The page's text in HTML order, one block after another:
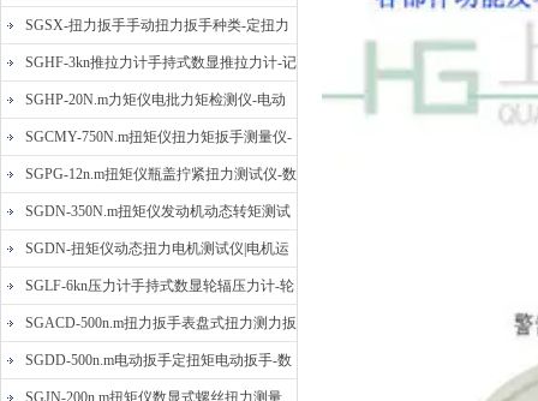
动扳子扭矩校准仪
SGSX-扭力扳手手动扭力扳手种类-定扭力
矩检测扳手价格
SGHF-3kn推拉力计手持式数显推拉力计-记
忆数据拉压力测力计
SGHP-20N.m力矩仪电批力矩检测仪-电动
螺丝批扭力矩测试仪
SGCMY-750N.m扭矩仪扭力矩扳手测量仪-
校准扳手扭力精度测试仪
SGPG-12n.m扭矩仪瓶盖拧紧扭力测试仪-数
显式瓶盖扭力矩仪
SGDN-350N.m扭矩仪发动机动态转矩测试
仪-动态电机扭矩测量仪
SGDN-扭矩仪动态扭力电机测试仪|电机运
转摩擦力扭矩仪
SGLF-6kn压力计手持式数显轮辐压力计-轮
辐称重压力测力计
SGACD-500n.m扭力扳手表盘式扭力测力扳
手-表盘扭力矩检测扳手
SGDD-500n.m电动扳手定扭矩电动扳手-数
显式电动定扭力矩扳手
SGJN-200n.m扭矩仪数显式螺丝扭力测量